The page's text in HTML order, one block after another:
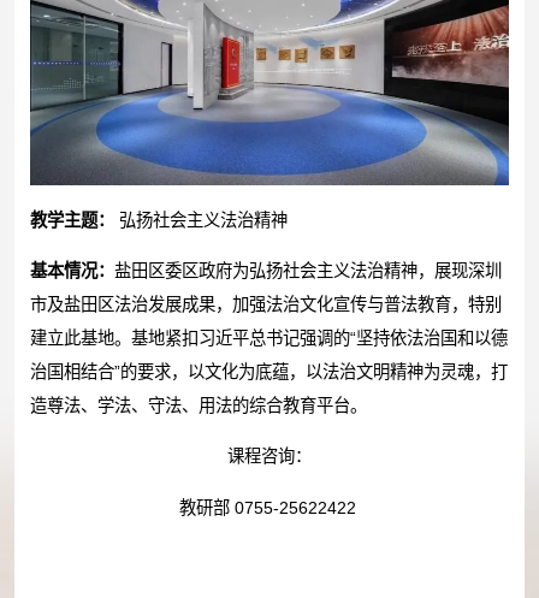
教学主题： 弘扬社会主义法治精神
基本情况： 盐田区委区政府为弘扬社会主义法治精神，展现深圳
市及盐田区法治发展成果，加强法治文化宣传与普法教育，特别
建立此基地。基地紧扣习近平总书记强调的“坚持依法治国和以德
治国相结合”的要求，以文化为底蕴，以法治文明精神为灵魂，打
造尊法、学法、守法、用法的综合教育平台。
课程咨询：
教研部 0755-25622422